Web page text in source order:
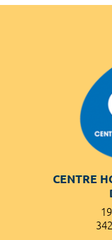
CENTRE